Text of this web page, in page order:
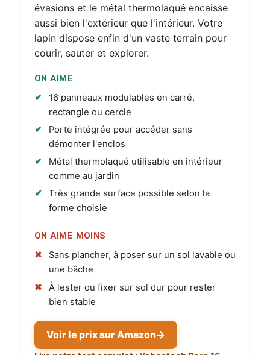
évasions et le métal thermolaqué encaisse
aussi bien l'extérieur que l'intérieur. Votre
lapin dispose enfin d'un vaste terrain pour
courir, sauter et explorer.
ON AIME
16 panneaux modulables en carré,
rectangle ou cercle
Porte intégrée pour accéder sans
démonter l'enclos
Métal thermolaqué utilisable en intérieur
comme au jardin
Très grande surface possible selon la
forme choisie
ON AIME MOINS
Sans plancher, à poser sur un sol lavable ou
une bâche
À lester ou fixer sur sol dur pour rester
bien stable
Voir le prix sur Amazon→